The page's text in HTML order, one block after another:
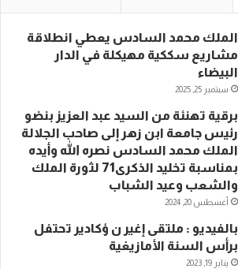
الملك محمد السادس يعطي انطلاقة
مشاريع سككية مهيكلة في الدار
البيضاء
سبتمبر 25, 2025
برقية تهنئة من السيد عبد العزيز بنضو
رئيس جامعة ابن زهر إلى صاحب الجلالة
الملك محمد السادس نصره الله وأيده
بمناسبة تخليد الذكرى71 لثورة الملك
والشعب وعيد الشباب
أغسطس 20, 2024
بالفيديو : ملتقى إغير ن ؤكادير تحتفل
برأس السنة الأمازيغية
يناير 19, 2023